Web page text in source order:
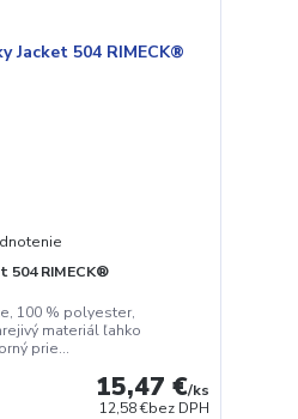
504 RIMECK®
100 % polyester,
materiál ľahko
prie...
15,47 €/ks
12,58 €bez DPH